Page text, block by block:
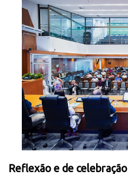
Reflexão e de celebração